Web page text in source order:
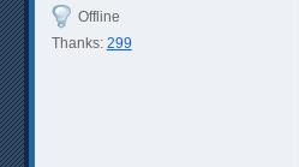
Offline
Thanks: 299